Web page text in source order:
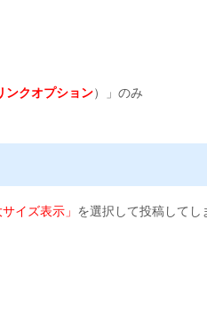
ンクオプション）」のみ
イズ表示」 を選択して投稿してし